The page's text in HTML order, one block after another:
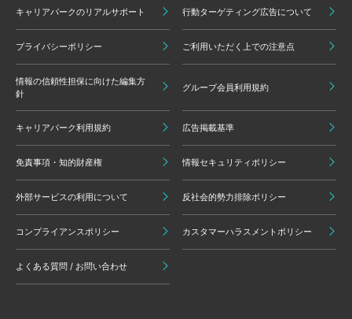
キャリアパークのリアルサポート 行動ターゲティング広告について
プライバシーポリシー ご利用いただく上での注意点
情報の信頼性担保に向けた編集方
針
グループ会員利用規約
キャリアパーク利用規約 広告掲載基準
免責事項・知的財産権 情報セキュリティポリシー
外部サービスの利用について 反社会的勢力排除ポリシー
コンプライアンスポリシー カスタマーハラスメントポリシー
よくある質問 / お問い合わせ